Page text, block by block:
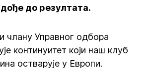
до резултата.
члану Управног одбора
континуитет који наш клуб
остварује у Европи.